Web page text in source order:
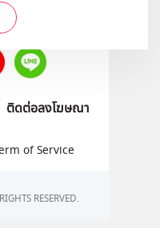
ด้ที่
ติดต่อลงโฆษณา
of Service
RESERVED.